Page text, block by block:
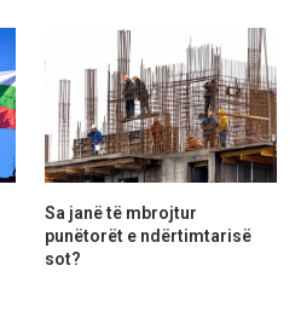
Sa janë të mbrojtur
punëtorët e ndërtimtarisë
sot?